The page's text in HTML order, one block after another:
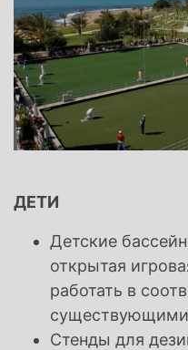
ДЕТИ
Детские
открытая
работать в
существующими
Стенды для